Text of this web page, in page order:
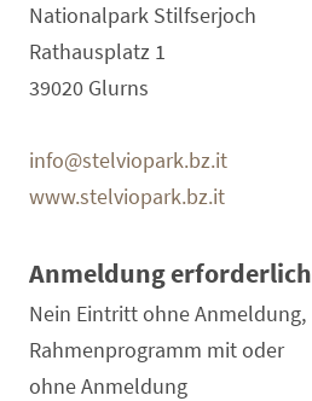
Nationalpark Stilfserjoch
Rathausplatz 1
39020 Glurns
info@stelviopark.bz.it
www.stelviopark.bz.it
Anmeldung erforderlich
Nein Eintritt ohne Anmeldung,
Rahmenprogramm mit oder
ohne Anmeldung